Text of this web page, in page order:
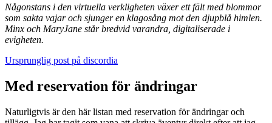
Någonstans i den virtuella verkligheten växer ett fält med blommor
som sakta vajar och sjunger en klagosång mot den djupblå himlen.
Minx och MaryJane står bredvid varandra, digitaliserade i
evigheten.
Ursprunglig post på discordia
Med reservation för ändringar
Naturligtvis är den här listan med reservation för ändringar och